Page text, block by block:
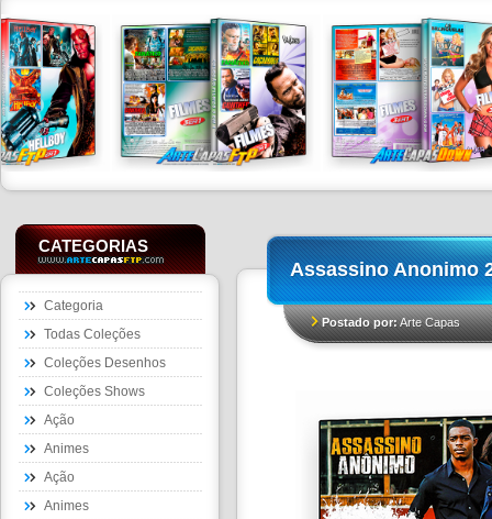
CATEGORIAS
Categoria
Todas Coleções
Coleções Desenhos
Coleções Shows
Ação
Animes
Ação
Animes
Assassino Anonimo
Postado por:Arte Capas